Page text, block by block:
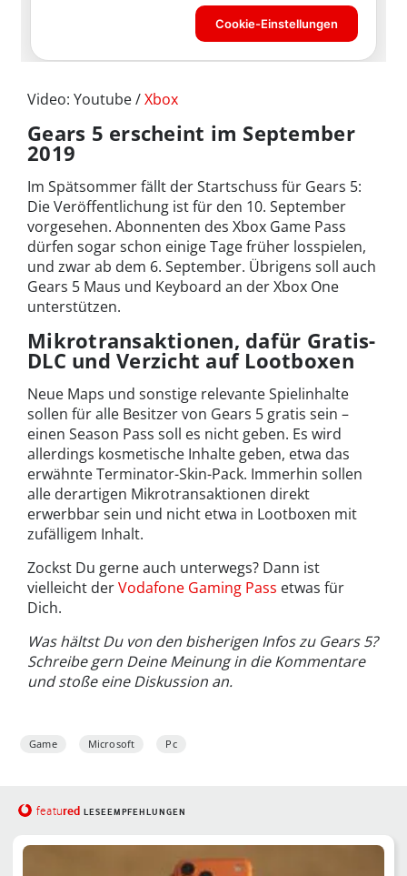
Video: Youtube /Xbox
Gears 5 erscheint im September
2019
Im Spätsommer fällt der Startschuss für Gears 5:
Die Veröffentlichung ist für den 10. September
vorgesehen. Abonnenten des Xbox Game Pass
dürfen sogar schon einige Tage früher losspielen,
und zwar ab dem 6. September. Übrigens soll auch
Gears 5 Maus und Keyboard an der Xbox One
unterstützen.
Mikrotransaktionen, dafür Gratis-
DLC und Verzicht auf Lootboxen
Neue Maps und sonstige relevante Spielinhalte
sollen für alle Besitzer von Gears 5 gratis sein –
einen Season Pass soll es nicht geben. Es wird
allerdings kosmetische Inhalte geben, etwa das
erwähnte Terminator-Skin-Pack. Immerhin sollen
alle derartigen Mikrotransaktionen direkt
erwerbbar sein und nicht etwa in Lootboxen mit
zufälligem Inhalt.
Zockst Du gerne auch unterwegs? Dann ist
vielleicht derVodafone Gaming Pass etwas für
Dich.
Was hältst Du von den bisherigen Infos zu Gears 5?
Schreibe gern Deine Meinung in die Kommentare
und stoße eine Diskussion an.
Game Microsoft Pc
featured LESEEMPFEHLUNGEN